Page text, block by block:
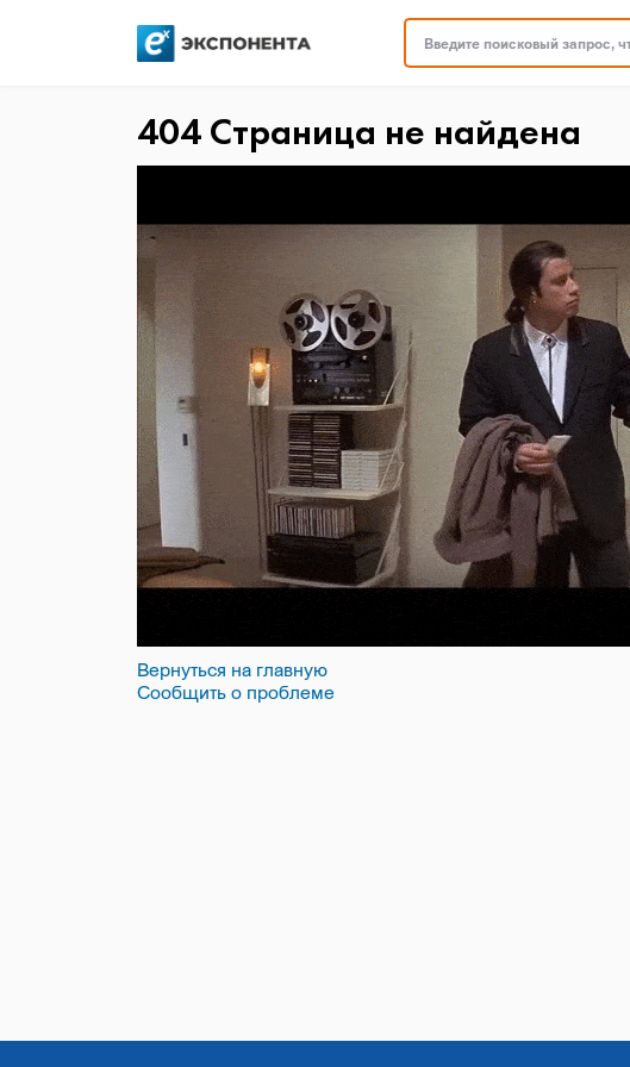
Введите поисковый запрос,
404 Страница не найдена
Вернуться на главную
Сообщить о проблеме